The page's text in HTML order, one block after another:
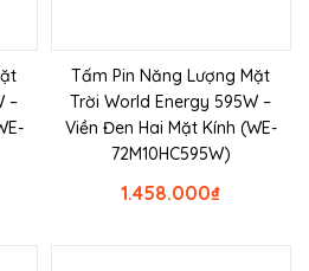
–
Tấm Pin Năng Lượng Mặt
Trời World Energy 595W –
Viền Đen Hai Mặt Kính (WE-
72M10HC595W)
₫
1.458.000